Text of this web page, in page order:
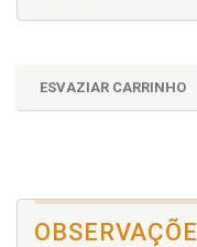
ESVAZIAR CARRINHO